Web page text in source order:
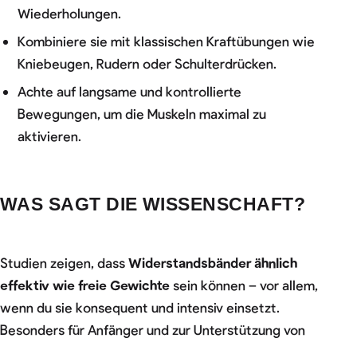
Wiederholungen.
Kombiniere sie mit klassischen Kraftübungen wie
Kniebeugen, Rudern oder Schulterdrücken.
Achte auf langsame und kontrollierte
Bewegungen, um die Muskeln maximal zu
aktivieren.
WAS SAGT DIE WISSENSCHAFT?
Studien zeigen, dass Widerstandsbänder ähnlich
effektiv wie freie Gewichte sein können – vor allem,
wenn du sie konsequent und intensiv einsetzt.
Besonders für Anfänger und zur Unterstützung von